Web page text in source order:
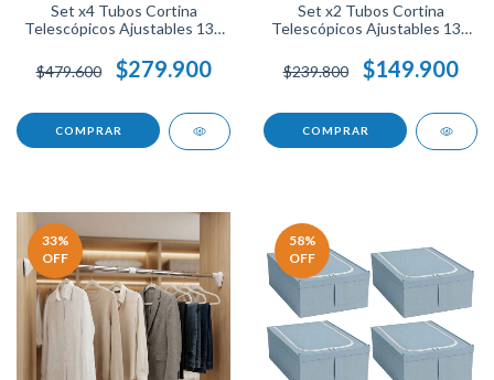
Set x4 Tubos Cortina
Telescópicos Ajustables 130
Expandibles Resistentes
Fáciles de Instalar para Baño
$479.600 $279.900
Set x2 Tubos Cortina
Telescópicos Ajustables 130
Expandibles Resistentes
Fáciles de Instalar.
$239.800 $149.900
33%
OFF
58%
OFF